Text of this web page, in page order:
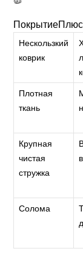
Нескользкий
коврик
Плотная
ткань
Крупная
чистая
стружка
Солома